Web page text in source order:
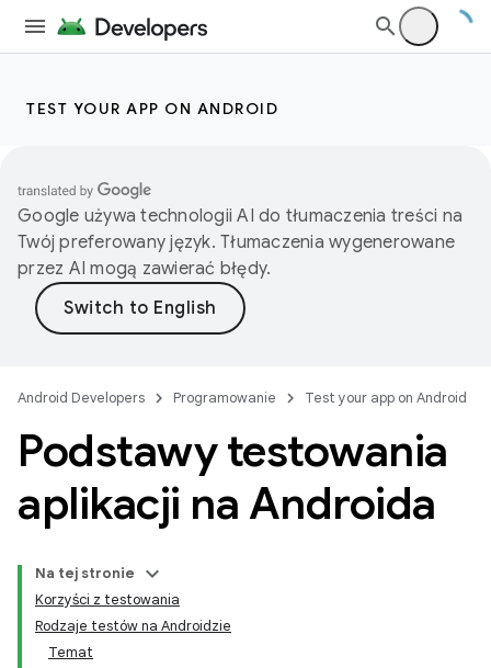
TEST YOUR APP ON ANDROID
Google używa technologii AI do tłumaczenia treści na
Twój preferowany język. Tłumaczenia wygenerowane
przez AI mogą zawierać błędy.
Android Developers Programowanie Test your app on Android
Podstawy testowania
aplikacji na Androida
Na tej stronie
Korzyści z testowania
Rodzaje testów na Androidzie
Temat